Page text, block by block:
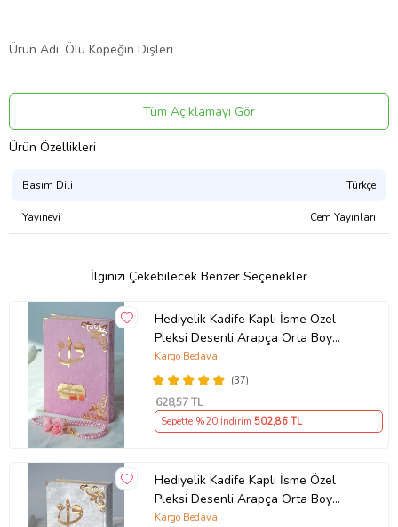
Ürün Adı: Ölü Köpeğin Dişleri
Ürün Kodu: 9786054056019
Yazar: Taşkın Tuna
Basım Yılı: 2015
Kapak Türü:
Kağıt Cinsi:
Çevirmen:
Ürün Kodu:
kcm7599983
Tüm Açıklamayı Gör
Ürün Özellikleri
Basım Dili Türkçe
Yayınevi Cem Yayınları
İlginizi Çekebilecek Benzer Seçenekler
Hediyelik Kadife Kaplı İsme Özel
Pleksi Desenli Arapça Orta Boy
Kuranı Kerim Pembe
(37)
Kargo Bedava
628,57 TL
Sepette %20 İndirim 502,86 TL
Hediyelik Kadife Kaplı İsme Özel
Pleksi Desenli Arapça Orta Boy
Kuranı Kerim Beyaz
Kargo Bedava